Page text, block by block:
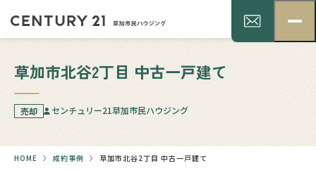
草加市北谷2丁目 中古一戸建て
売却 センチュリー21草加市民ハウジング
HOME 成約事例 草加市北谷2丁目 中古一戸建て